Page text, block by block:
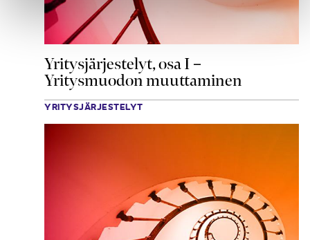
Yritysjärjestelyt, osa I –
Yritysmuodon muuttaminen
YRITYSJÄRJESTELYT